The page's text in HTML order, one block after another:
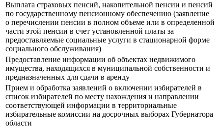
Выплата страховых пенсий, накопительной пенсии и пенсий
по государственному пенсионному обеспечению (заявление
о перечислении пенсии в полном объеме или в определенной
части этой пенсии в счет установленной платы за
предоставляемые социальные услуги в стационарной форме
социального обслуживания)
Предоставление информации об объектах недвижимого
имущества, находящихся в муниципальной собственности и
предназначенных для сдачи в аренду
Прием и обработка заявлений о включении избирателей в
список избирателей по месту нахождения и направлении
соответствующей информации в территориальные
избирательные комиссии на досрочных выборах Губернатора
области